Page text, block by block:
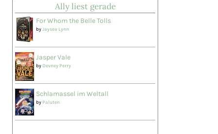
Ally liest gerade
For Whom the Belle Tolls
byJaysea Lynn
Jasper Vale
by Devney Perry
Schlamassel im Weltall
by Paluten